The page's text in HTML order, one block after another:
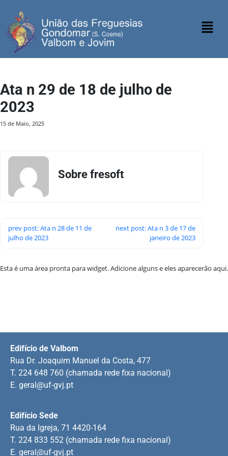
Ata n 29 de 18 de julho de
2023
15 de Maio, 2025
Sobre fresoft
prev post: Ata n 28 de 11 de
julho de 2023
next post: Ata n 3 de 17 de
janeiro de 2023
Esta é uma área pronta para widget. Adicione alguns e eles aparecerão aqui.
Edifício Sede
Rua da Igreja, 71 4420-164
T. 224 833 552 (chamada rede fixa nacional)
E. geral@uf-gvj.pt
Edifício de Valbom
Rua Dr. Joaquim Manuel da Costa, 477
T. 224 648 760 (chamada rede fixa nacional)
E. geral@uf-gvj.pt